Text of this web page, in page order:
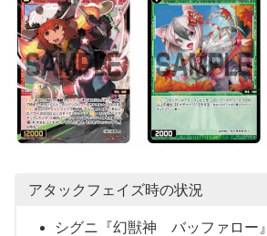
アタックフェイズ時の状況
シグニ『幻獣神 バッファロー』